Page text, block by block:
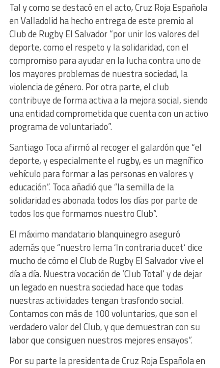
Tal y como se destacó en el acto, Cruz Roja Española
en Valladolid ha hecho entrega de este premio al
Club de Rugby El Salvador “por unir los valores del
deporte, como el respeto y la solidaridad, con el
compromiso para ayudar en la lucha contra uno de
los mayores problemas de nuestra sociedad, la
violencia de género. Por otra parte, el club
contribuye de forma activa a la mejora social, siendo
una entidad comprometida que cuenta con un activo
programa de voluntariado”.
Santiago Toca afirmó al recoger el galardón que “el
deporte, y especialmente el rugby, es un magnífico
vehículo para formar a las personas en valores y
educación”. Toca añadió que “la semilla de la
solidaridad es abonada todos los días por parte de
todos los que formamos nuestro Club”.
El máximo mandatario blanquinegro aseguró
además que “nuestro lema ‘In contraria ducet’ dice
mucho de cómo el Club de Rugby El Salvador vive el
día a día. Nuestra vocación de ‘Club Total’ y de dejar
un legado en nuestra sociedad hace que todas
nuestras actividades tengan trasfondo social.
Contamos con más de 100 voluntarios, que son el
verdadero valor del Club, y que demuestran con su
labor que consiguen nuestros mejores ensayos”.
Por su parte la presidenta de Cruz Roja Española en